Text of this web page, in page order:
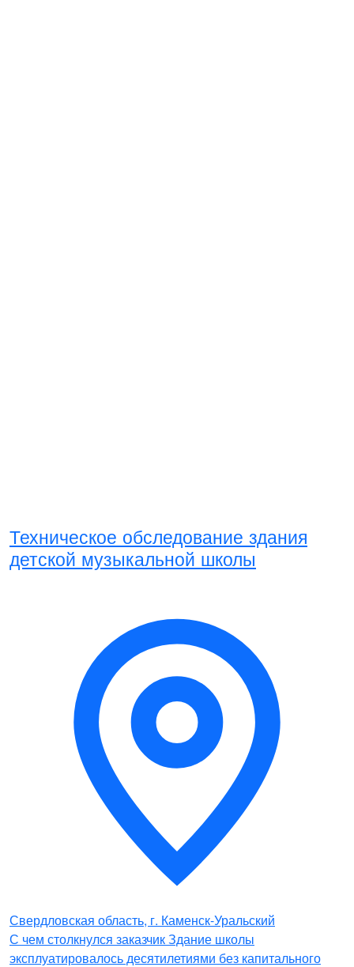
Техническое обследование здания
детской музыкальной школы
Свердловская область, г. Каменск-Уральский
С чем столкнулся заказчик Здание школы
эксплуатировалось десятилетиями без капитального